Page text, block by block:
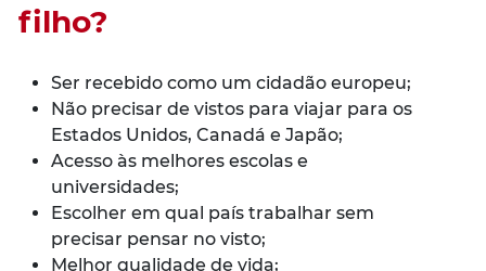
filho?
Ser recebido como um cidadão europeu;
Não precisar de vistos para viajar para os
Estados Unidos, Canadá e Japão;
Acesso às melhores escolas e
universidades;
Escolher em qual país trabalhar sem
precisar pensar no visto;
Melhor qualidade de vida;